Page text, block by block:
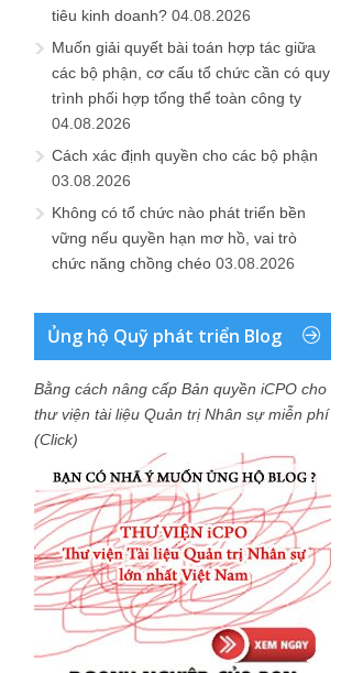
tiêu kinh doanh? 04.08.2026
Muốn giải quyết bài toán hợp tác giữa
các bộ phận, cơ cấu tổ chức cần có quy
trình phối hợp tổng thể toàn công ty
04.08.2026
Cách xác định quyền cho các bộ phận
03.08.2026
Không có tổ chức nào phát triển bền
vững nếu quyền hạn mơ hồ, vai trò
chức năng chồng chéo 03.08.2026
Ủng hộ Quỹ phát triển Blog
Bằng cách nâng cấp Bản quyền iCPO cho
thư viện tài liệu Quản trị Nhân sự miễn phí
(Click)